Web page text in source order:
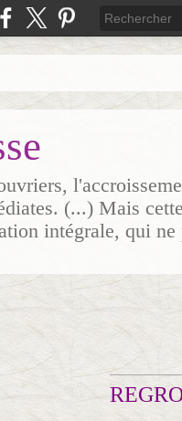
(...) Mais
intégrale, qui ne